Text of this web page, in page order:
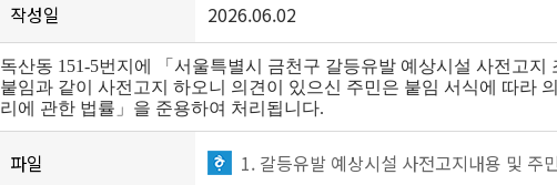
작성일 2026.06.02
독산동 151-5번지에 「서울특별시 금천구 갈등유발 예상시설 사전고
붙임과 같이 사전고지 하오니 의견이 있으신 주민은 붙임 서식에 따라
리에 관한 법률」을 준용하여 처리됩니다.
파일 1. 갈등유발 예상시설 사전고지내용 및 주